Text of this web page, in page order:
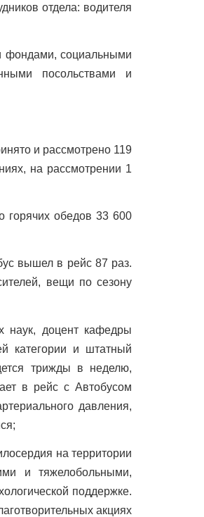
отдела: водителя
фондами, социальными
посольствами и
и рассмотрено 119
на рассмотрении 1
горячих обедов 33 600
вышел в рейс 87 раз.
вещи по сезону
наук, доцент кафедры
категории и штатный
трижды в неделю,
в рейс с Автобусом
давления,
на территории
и тяжелобольными,
поддержке.
акциях